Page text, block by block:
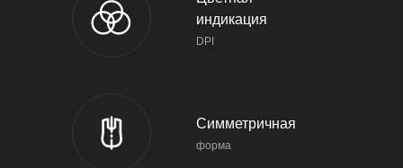
индикация
DPI
Симметричная
форма